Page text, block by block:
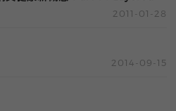
2011-01-28
2014-09-15